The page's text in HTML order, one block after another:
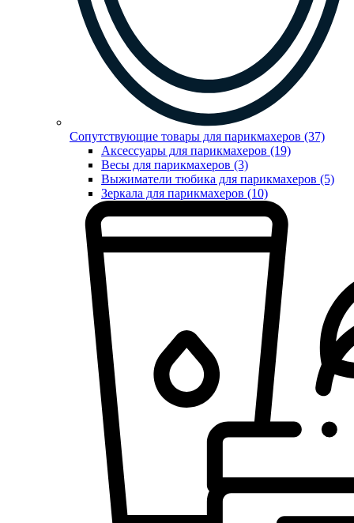
Сопутствующие товары для парикмахеров (37)
Аксессуары для парикмахеров (19)
Весы для парикмахеров (3)
Выжиматели тюбика для парикмахеров (5)
Зеркала для парикмахеров (10)